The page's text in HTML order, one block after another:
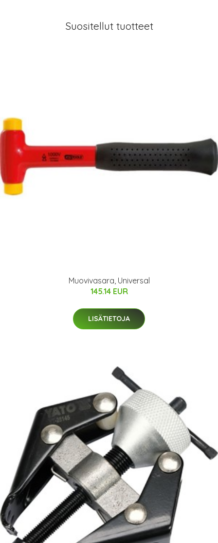
Suositellut tuotteet
Muovivasara, Universal
145.14 EUR
LISÄTIETOJA